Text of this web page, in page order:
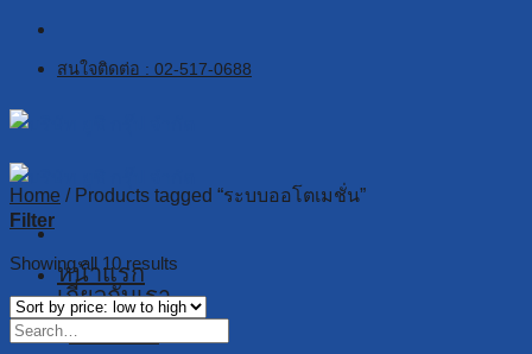
Skip
contentสนใจติดต่อ : 02-517-0688
หน้าแรก
เกี่ยวกับเรา
เกี่ยวกับเรา
Home /Products tagged “ระบบออโตเมชั่น”
Filter
Showing all 10 results